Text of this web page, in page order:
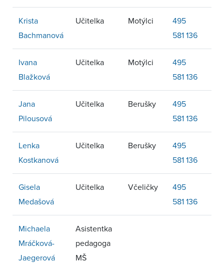
Krista
Bachmanová
Učitelka Motýlci
495
581 136
Ivana
Blažková
Učitelka Motýlci
495
581 136
Jana
Pilousová
Učitelka Berušky
495
581 136
Lenka
Kostkanová
Učitelka Berušky
495
581 136
Gisela
Medašová
Učitelka Včeličky
495
581 136
Michaela
Mráčková-
Jaegerová
Asistentka
pedagoga
MŠ